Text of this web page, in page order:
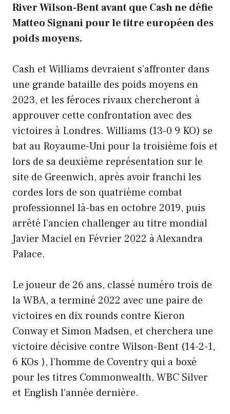
River Wilson-Bent avant que Cash ne défie
Matteo Signani pour le titre européen des
poids moyens.
Cash et Williams devraient s’affronter dans
une grande bataille des poids moyens en
2023, et les féroces rivaux chercheront à
approuver cette confrontation avec des
victoires à Londres. Williams (13-0 9 KO) se
bat au Royaume-Uni pour la troisième fois et
lors de sa deuxième représentation sur le
site de Greenwich, après avoir franchi les
cordes lors de son quatrième combat
professionnel là-bas en octobre 2019, puis
arrêté l’ancien challenger au titre mondial
Javier Maciel en Février 2022 à Alexandra
Palace.
Le joueur de 26 ans, classé numéro trois de
la WBA, a terminé 2022 avec une paire de
victoires en dix rounds contre Kieron
Conway et Simon Madsen, et cherchera une
victoire décisive contre Wilson-Bent (14-2-1,
6 KOs ), l’homme de Coventry qui a boxé
pour les titres Commonwealth, WBC Silver
et English l’année dernière.